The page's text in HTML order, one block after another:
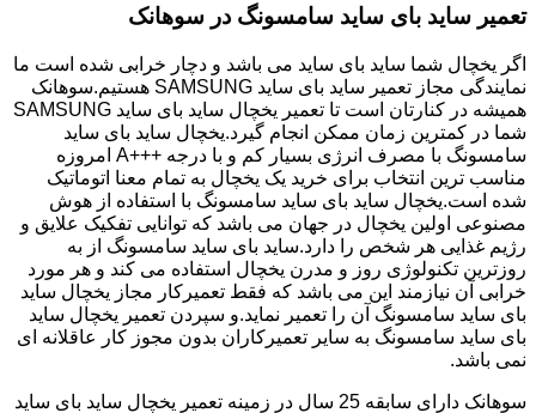
تعمیر ساید بای ساید سامسونگ در سوهانک
اگر یخچال شما ساید بای ساید می باشد و دچار خرابی شده است ما
نمایندگی مجاز تعمیر ساید بای ساید SAMSUNG هستیم.سوهانک
همیشه در کنارتان است تا تعمیر یخچال ساید بای ساید SAMSUNG
شما در کمترین زمان ممکن انجام گیرد.یخچال ساید بای ساید
سامسونگ با مصرف انرژی بسیار کم و با درجه +++A امروزه
مناسب ترین انتخاب برای خرید یک یخچال به تمام معنا اتوماتیک
شده است.یخچال ساید بای ساید سامسونگ با استفاده از هوش
مصنوعی اولین یخچال در جهان می باشد که توانایی تفکیک علایق و
رژیم غذایی هر شخص را دارد.ساید بای ساید سامسونگ از به
روزترین تکنولوژی روز و مدرن یخچال استفاده می کند و هر مورد
خرابی آن نیازمند این می باشد که فقط تعمیرکار مجاز یخچال ساید
بای ساید سامسونگ آن را تعمیر نماید.و سپردن تعمیر یخچال ساید
بای ساید سامسونگ به سایر تعمیرکاران بدون مجوز کار عاقلانه ای
نمی باشد.
سوهانک دارای سابقه 25 سال در زمینه تعمیر یخچال ساید بای ساید